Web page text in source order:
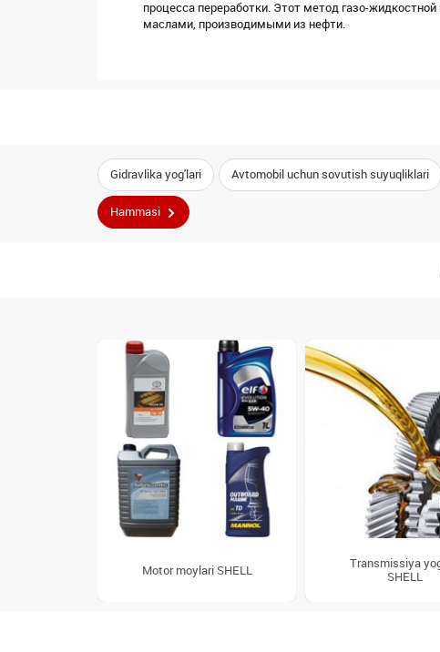
процесса переработки. Этот метод газо-
маслами, производимыми из нефти.
Gidravlika yog'lari Avtomobil uchun sovutish suyuqliklari
Hammasi
Motor moylari SHELL
Transmissiya
SHELL